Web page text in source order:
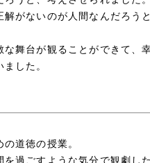
解がないのが人間なんだろう
な舞台が観ることができて、
した。
の道徳の授業。
を過ごすような気分で観劇した